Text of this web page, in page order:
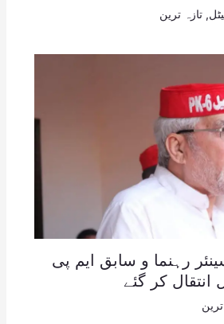
تازہ ترین
رہنما و سابق ایم پی
انتقال کر گئے